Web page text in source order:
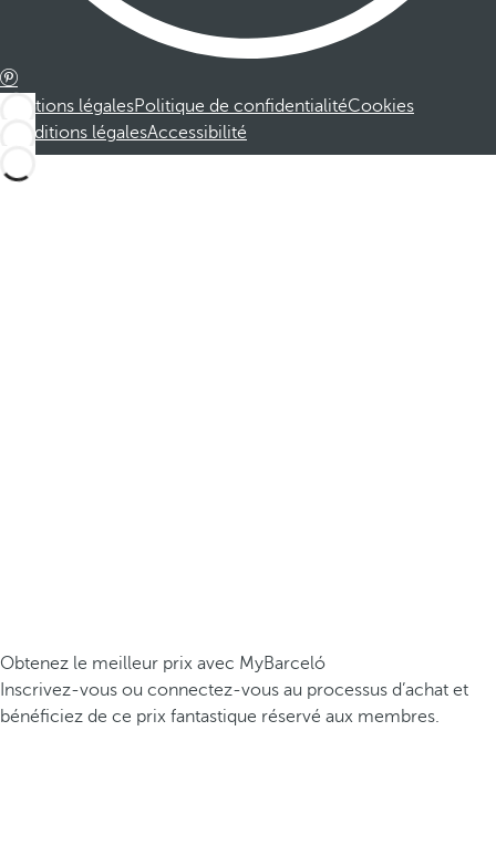
Mentions légalesPolitique de confidentialitéCookies
Conditions légalesAccessibilité
Obtenez le meilleur prix avec MyBarceló
Inscrivez-vous ou connectez-vous au processus d’achat et
bénéficiez de ce prix fantastique réservé aux membres.